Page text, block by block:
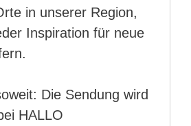
in unserer Region,
Inspiration für neue
Die Sendung wird
HALLO